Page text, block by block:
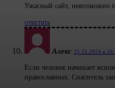
Ужасный сайт, невозможно
ОТВЕТИТЬ
Алекс 25.11.2024 в
Если человек начинает
православных: Спаситель